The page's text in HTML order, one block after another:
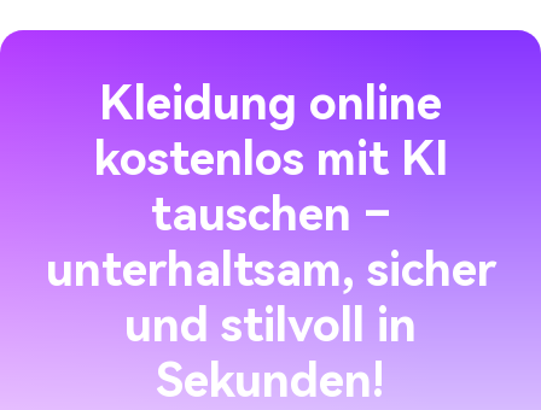
Kleidung online
kostenlos mit KI
tauschen –
unterhaltsam, sicher
und stilvoll in
Sekunden!